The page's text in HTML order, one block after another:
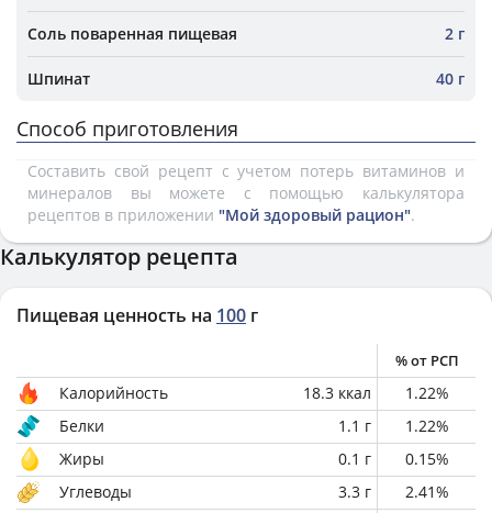
Соль поваренная пищевая 2 г
Шпинат 40 г
Способ приготовления
Составить свой рецепт с учетом потерь витаминов и
минералов вы можете с помощью калькулятора
рецептов в приложении "Мой здоровый рацион".
Калькулятор рецепта
Пищевая ценность на 100 г
% от РСП
Калорийность 18.3 ккал 1.22%
Белки
1.1 г 1.22%
Жиры
0.1 г 0.15%
Углеводы
3.3 г 2.41%